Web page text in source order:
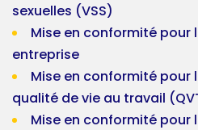
sexuelles (VSS)
Mise en conformité pour
entreprise
Mise en conformité pour
qualité de vie au travail
Mise en conformité pour